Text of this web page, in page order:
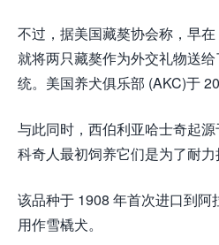
不过，据美国藏獒协会称，早
就将两只藏獒作为外交礼物送给
统。美国养犬俱乐部 (AKC)于
与此同时，西伯利亚哈士奇起
科奇人最初饲养它们是为了耐力
该品种于 1908 年首次进口到阿
用作雪橇犬。